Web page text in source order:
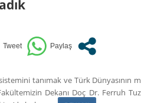
tanımak ve Türk Dünyasının
Dekanı Doç Dr. Ferruh